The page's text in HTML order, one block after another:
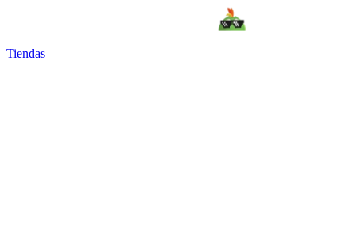
Tiendas